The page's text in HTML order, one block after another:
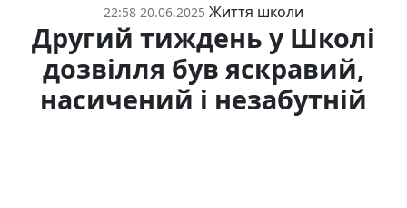
22:58 20.06.2025 Життя школи
Другий тиждень у Школі
дозвілля був яскравий,
насичений і незабутній